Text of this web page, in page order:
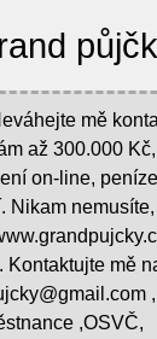
mě
až 300.000
on-line,
Nikam
Kontaktujte mě
,
,OSVČ,